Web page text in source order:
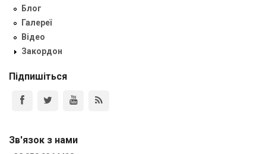
Блог
Галереї
Відео
Закордон
Підпишіться
Зв'язок з нами